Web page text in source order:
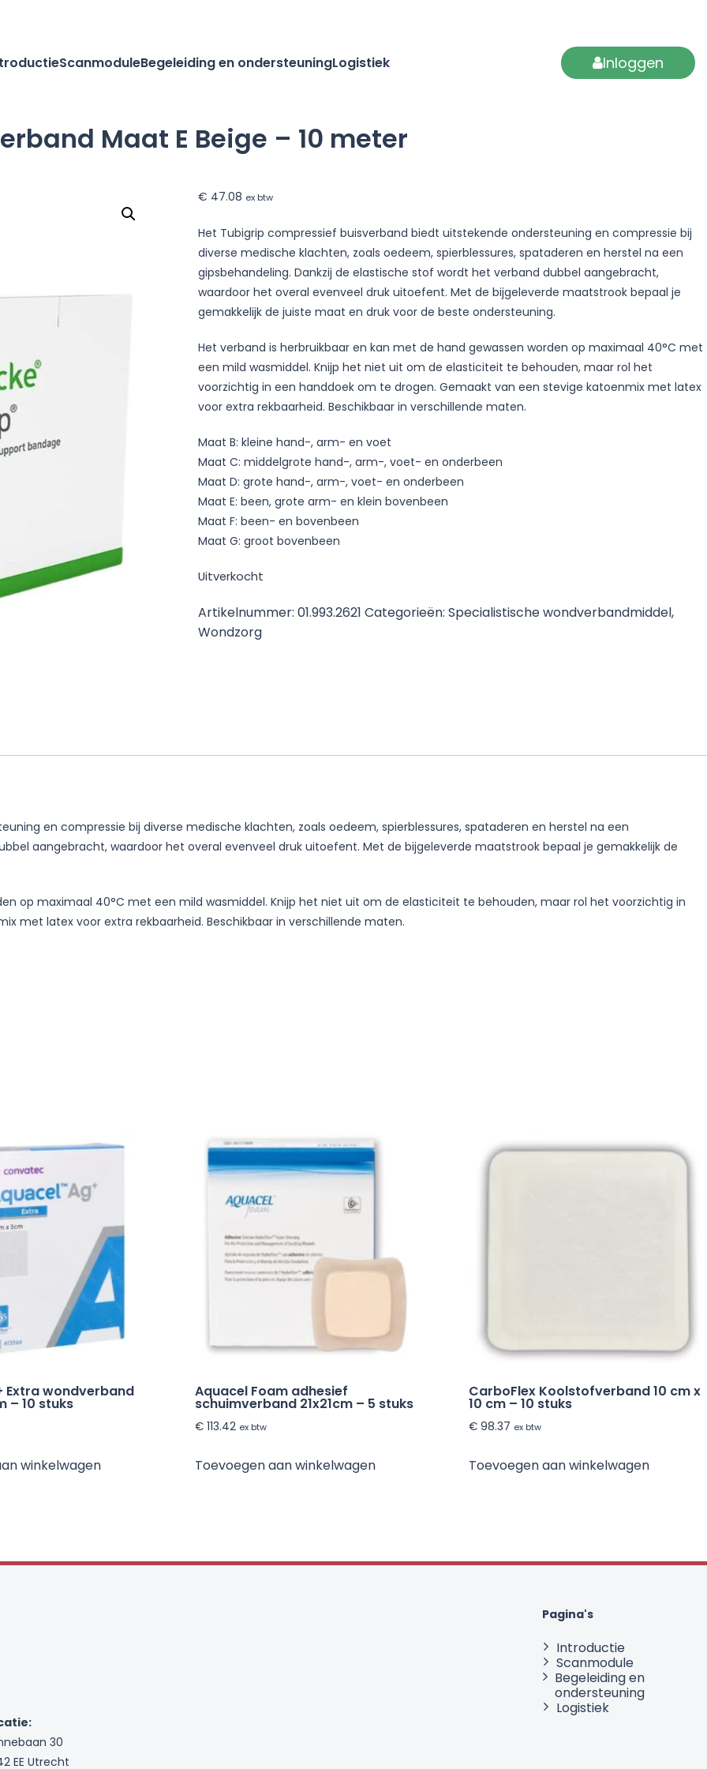
ScanmoduleBegeleiding en ondersteuningLogistiek Inloggen
Maat E Beige – 10 meter
€ 47.08 ex btw
Het Tubigrip compressief buisverband biedt uitstekende ondersteuning en compressie bij
diverse medische klachten, zoals oedeem, spierblessures, spataderen en herstel na een
gipsbehandeling. Dankzij de elastische stof wordt het verband dubbel aangebracht,
waardoor het overal evenveel druk uitoefent. Met de bijgeleverde maatstrook bepaal je
gemakkelijk de juiste maat en druk voor de beste ondersteuning.
Het verband is herbruikbaar en kan met de hand gewassen worden op maximaal 40°C met
een mild wasmiddel. Knijp het niet uit om de elasticiteit te behouden, maar rol het
voorzichtig in een handdoek om te drogen. Gemaakt van een stevige katoenmix met latex
voor extra rekbaarheid. Beschikbaar in verschillende maten.
Maat B: kleine hand-, arm- en voet
Maat C: middelgrote hand-, arm-, voet- en onderbeen
Maat D: grote hand-, arm-, voet- en onderbeen
Maat E: been, grote arm- en klein bovenbeen
Maat F: been- en bovenbeen
Maat G: groot bovenbeen
Uitverkocht
Artikelnummer: 01.993.2621 Categorieën: Specialistische wondverbandmiddel,
Wondzorg
en compressie bij diverse medische klachten, zoals oedeem, spierblessures, spataderen en herstel na een
aangebracht, waardoor het overal evenveel druk uitoefent. Met de bijgeleverde maatstrook bepaal je gemakkelijk de
op maximaal 40°C met een mild wasmiddel. Knijp het niet uit om de elasticiteit te behouden, maar rol het voorzichtig in
met latex voor extra rekbaarheid. Beschikbaar in verschillende maten.
Extra wondverband
– 10 stuks
winkelwagen
Aquacel Foam adhesief
schuimverband 21x21cm – 5 stuks
€113.42 ex btw
Toevoegen aan winkelwagen
CarboFlex Koolstofverband 10 cm x
10 cm – 10 stuks
€ 98.37 ex btw
Toevoegen aan winkelwagen
30
EE Utrecht
Pagina's
Introductie
Scanmodule
Begeleiding en
ondersteuning
Logistiek